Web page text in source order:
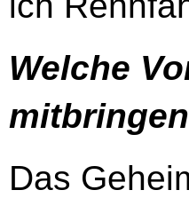
Welche
Das